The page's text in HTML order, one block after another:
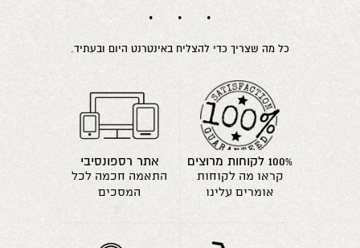
כל מה שצריך כדי להצליח באינטרנט היום ובעתיד.
100% לקוחות מרוצים
קראו מה לקוחות
אומרים עלינו
אתר רספונסיבי
התאמה חכמה לכל
המסכים